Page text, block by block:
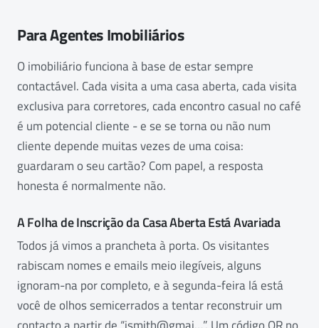
Para Agentes Imobiliários
O imobiliário funciona à base de estar sempre
contactável. Cada visita a uma casa aberta, cada visita
exclusiva para corretores, cada encontro casual no café
é um potencial cliente - e se se torna ou não num
cliente depende muitas vezes de uma coisa:
guardaram o seu cartão? Com papel, a resposta
honesta é normalmente não.
A Folha de Inscrição da Casa Aberta Está Avariada
Todos já vimos a prancheta à porta. Os visitantes
rabiscam nomes e emails meio ilegíveis, alguns
ignoram-na por completo, e à segunda-feira lá está
você de olhos semicerrados a tentar reconstruir um